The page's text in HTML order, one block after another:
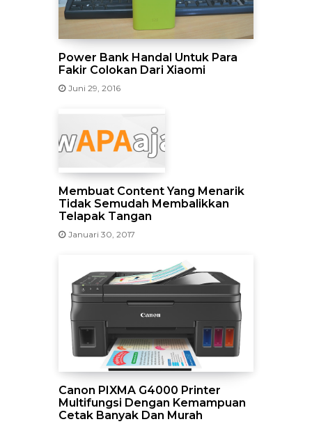
Power Bank Handal Untuk Para
Fakir Colokan Dari Xiaomi
Juni 29, 2016
Membuat Content Yang Menarik
Tidak Semudah Membalikkan
Telapak Tangan
Januari 30, 2017
Canon PIXMA G4000 Printer
Multifungsi Dengan Kemampuan
Cetak Banyak Dan Murah